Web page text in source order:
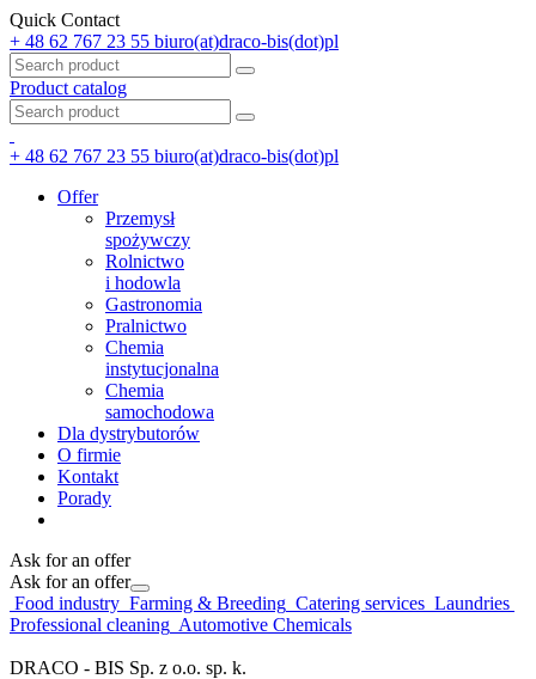
Quick Contact
+ 48 62 767 23 55 biuro(at)draco-bis(dot)pl
Product catalog
+ 48 62 767 23 55 biuro(at)draco-bis(dot)pl
Offer
Przemysł
spożywczy
Rolnictwo
i hodowla
Gastronomia
Pralnictwo
Chemia
instytucjonalna
Chemia
samochodowa
Dla dystrybutorów
O firmie
Kontakt
Porady
Ask for an offer
Ask for an offer
Food industry Farming & Breeding Catering services Laundries
Professional cleaning Automotive Chemicals
DRACO - BIS Sp. z o.o. sp. k.